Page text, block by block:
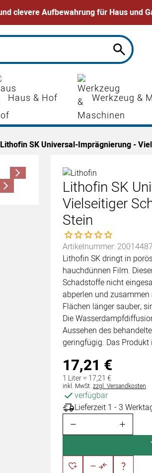
clevere Aufbewahrung für Haus und
Haus & Hof Werkzeug &
Lithofin SK Universal-Imprägnierung -
Lithofin SK
Vielseitiger
Stein
Noch keine Bewertungen
Artikelnummer:
Lithofin SK dringt in
hauchdünnen Film.
Schadstoffe nicht
abperlen und
Flächen länger sauber,
Die
Aussehen des
geringfügig. Das
17,21 €
1 Liter = 17,21 €
Steuerhinweis:
inkl. MwSt. zzgl. Versandkosten
verfügbar
Lieferzeit 1 - 3